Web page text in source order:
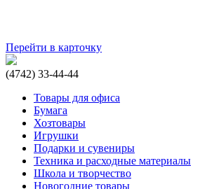
Перейти в карточку
(4742) 33-44-44
Товары для офиса
Бумага
Хозтовары
Игрушки
Подарки и сувениры
Техника и расходные материалы
Школа и творчество
Новогодние товары